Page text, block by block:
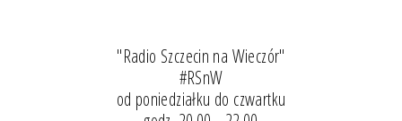
"Radio Szczecin na Wieczór"
#RSnW
od poniedziałku do czwartku